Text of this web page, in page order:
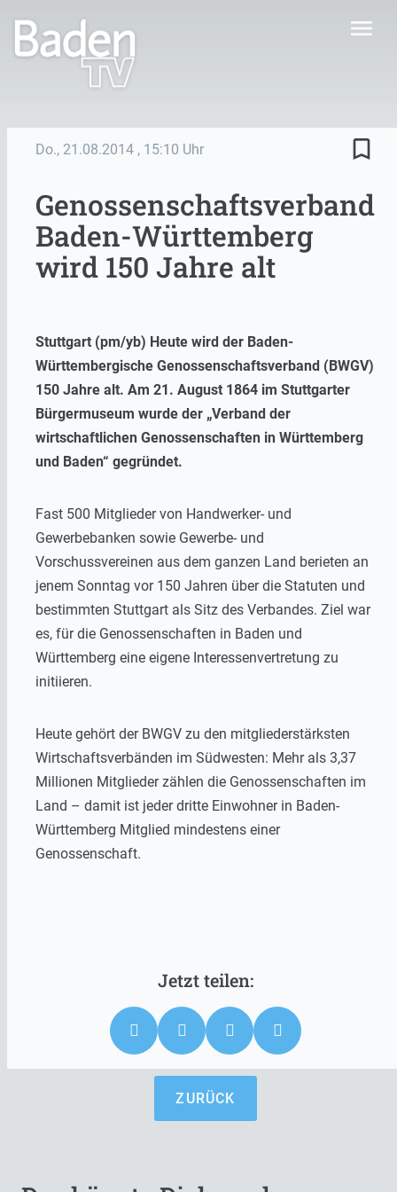
menu
Do., 21.08.2014 , 15:10 Uhr bookmark_border
Genossenschaftsverband
Baden-Württemberg
wird 150 Jahre alt
Stuttgart (pm/yb) Heute wird der Baden-
Württembergische Genossenschaftsverband (BWGV)
150 Jahre alt. Am 21. August 1864 im Stuttgarter
Bürgermuseum wurde der „Verband der
wirtschaftlichen Genossenschaften in Württemberg
und Baden“ gegründet.
Fast 500 Mitglieder von Handwerker- und
Gewerbebanken sowie Gewerbe- und
Vorschussvereinen aus dem ganzen Land berieten an
jenem Sonntag vor 150 Jahren über die Statuten und
bestimmten Stuttgart als Sitz des Verbandes. Ziel war
es, für die Genossenschaften in Baden und
Württemberg eine eigene Interessenvertretung zu
initiieren.
Heute gehört der BWGV zu den mitgliederstärksten
Wirtschaftsverbänden im Südwesten: Mehr als 3,37
Millionen Mitglieder zählen die Genossenschaften im
Land – damit ist jeder dritte Einwohner in Baden-
Württemberg Mitglied mindestens einer
Genossenschaft.
ZURÜCK